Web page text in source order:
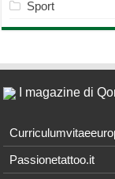
Sport
I magazine di
Passionetattoo.it